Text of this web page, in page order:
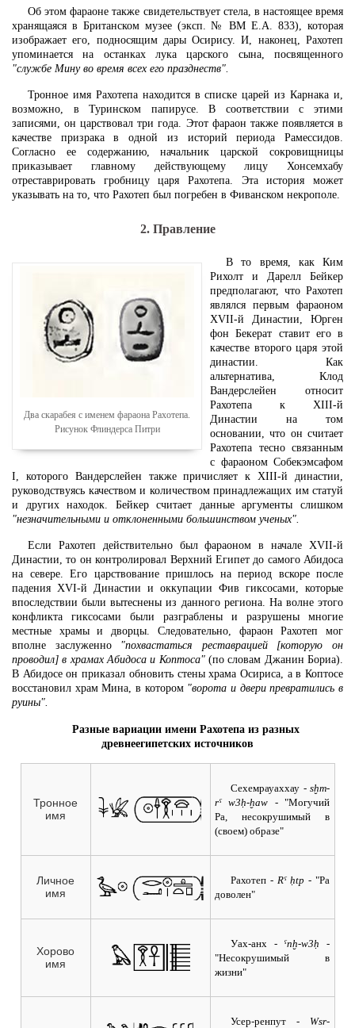
Об этом фараоне также свидетельствует стела, в настоящее время
хранящаяся в Британском музее (эксп. № BM Е.А. 833), которая
изображает его, подносящим дары Осирису. И, наконец, Рахотеп
упоминается на останках лука царского сына, посвященного
"службе Мину во время всех его празднеств".
Тронное имя Рахотепа находится в списке царей из Карнака и,
возможно, в Туринском папирусе. В соответствии с этими
записями, он царствовал три года. Этот фараон также появляется в
качестве призрака в одной из историй периода Рамессидов.
Согласно ее содержанию, начальник царской сокровищницы
приказывает главному действующему лицу Хонсемхабу
отреставрировать гробницу царя Рахотепа. Эта история может
указывать на то, что Рахотеп был погребен в Фиванском некрополе.
2. Правление
Два скарабея с именем фараона Рахотепа.
Рисунок Флиндерса Питри
В то время, как Ким
Рихолт и Дарелл Бейкер
предполагают, что Рахотеп
являлся первым фараоном
XVII-й Династии, Юрген
фон Бекерат ставит его в
качестве второго царя этой
династии. Как
альтернатива, Клод
Вандерслейен относит
Рахотепа к XIII-й
Династии на том
основании, что он считает
Рахотепа тесно связанным
с фараоном Собекэмсафом
I, которого Вандерслейен также причисляет к XIII-й династии,
руководствуясь качеством и количеством принадлежащих им статуй
и других находок. Бейкер считает данные аргументы слишком
"незначительными и отклоненными большинством ученых".
Если Рахотеп действительно был фараоном в начале XVII-й
Династии, то он контролировал Верхний Египет до самого Абидоса
на севере. Его царствование пришлось на период вскоре после
падения XVI-й Династии и оккупации Фив гиксосами, которые
впоследствии были вытеснены из данного региона. На волне этого
конфликта гиксосами были разграблены и разрушены многие
местные храмы и дворцы. Следовательно, фараон Рахотеп мог
вполне заслуженно "похвастаться реставрацией [которую он
проводил] в храмах Абидоса и Коптоса"(по словам Джанин Бориа).
В Абидосе он приказал обновить стены храма Осириса, а в Коптосе
восстановил храм Мина, в котором "ворота и двери превратились в
руины".
Разные вариации имени Рахотепа из разных
древнеегипетских источников
Тронное
имя
Сехемрауаххау - sḫm-
rˁ w3ḥ-ḫaw - "Могучий
Ра, несокрушимый в
(своем) образе"
Личное
имя
Рахотеп - Rˁ ḥtp - "Ра
доволен"
Хорово
имя
Уах-анх - ˁnḫ-w3ḥ -
"Несокрушимый в
жизни"
Усер-ренпут - Wsr-